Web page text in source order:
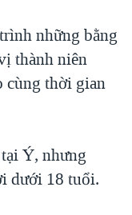
những bằng
thành niên
cùng thời gian
Ý, nhưng
dưới 18 tuổi.